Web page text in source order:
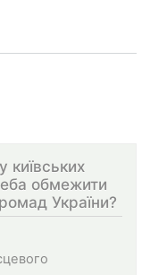
київських
обмежити
України?